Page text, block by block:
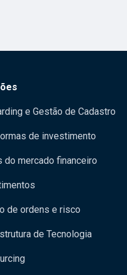
e Gestão de Cadastro
de investimento
do mercado financeiro
de ordens e risco
de Tecnologia